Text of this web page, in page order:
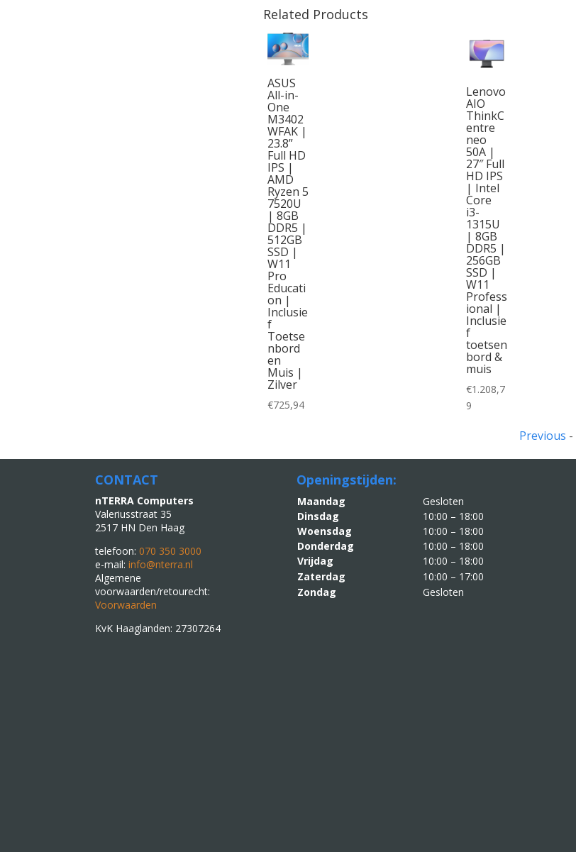
Related Products
ASUS
All-in-
One
M3402
WFAK |
23.8”
Full HD
IPS |
AMD
Ryzen 5
7520U
| 8GB
DDR5 |
512GB
SSD |
W11
Pro
Educati
on |
Inclusie
f
Toetse
nbord
en
Muis |
Zilver
€725,94
Lenovo
AIO
ThinkC
entre
neo
50A |
27″ Full
HD IPS
| Intel
Core
i3-
1315U
| 8GB
DDR5 |
256GB
SSD |
W11
Profess
ional |
Inclusie
f
toetsen
bord &
muis
€1.208,7
9
Previous -
CONTACT
nTERRA Computers
Valeriusstraat 35
2517 HN Den Haag
telefoon:070 350 3000
e-mail:info@nterra.nl
Algemene
voorwaarden/retourecht:
Voorwaarden
KvK Haaglanden: 27307264
Openingstijden:
Maandag
Gesloten
Dinsdag
10:00 – 18:00
Woensdag
10:00 – 18:00
Donderdag
10:00 – 18:00
Vrijdag
10:00 – 18:00
Zaterdag
10:00 – 17:00
Zondag
Gesloten